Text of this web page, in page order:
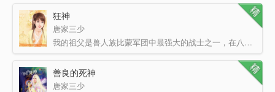
狂神
唐家三少
我的祖父是兽人族比蒙军团中最强大的战士之一，在八九十年前曾经徒手杀死过一条龙，从而得到了兽人第一勇士…
善良的死神
唐家三少